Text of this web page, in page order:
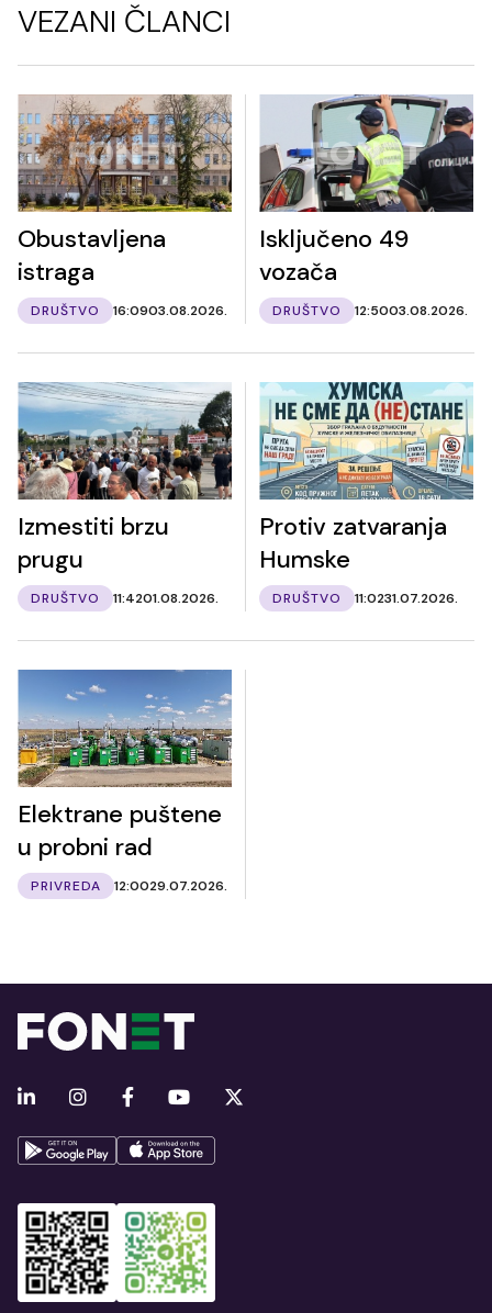
VEZANI ČLANCI
Obustavljena
istraga
DRUŠTVO 16:0903.08.2026.
Isključeno 49
vozača
DRUŠTVO 12:5003.08.2026.
Izmestiti brzu
prugu
DRUŠTVO 11:4201.08.2026.
Protiv zatvaranja
Humske
DRUŠTVO 11:0231.07.2026.
Elektrane puštene
u probni rad
PRIVREDA 12:0029.07.2026.